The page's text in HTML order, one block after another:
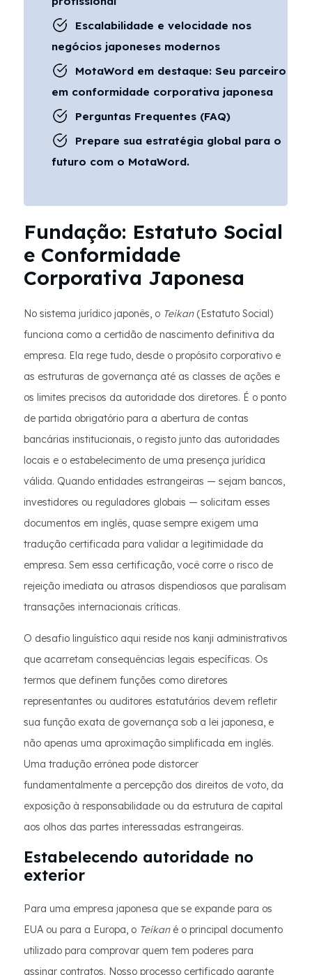
Escalabilidade e velocidade nos
negócios japoneses modernos
MotaWord em destaque: Seu parceiro
em conformidade corporativa japonesa
Perguntas Frequentes (FAQ)
Prepare sua estratégia global para o
futuro com o MotaWord.
Fundação: Estatuto Social
e Conformidade
Corporativa Japonesa
No sistema jurídico japonês, o Teikan(Estatuto Social)
funciona como a certidão de nascimento definitiva da
empresa. Ela rege tudo, desde o propósito corporativo e
as estruturas de governança até as classes de ações e
os limites precisos da autoridade dos diretores. É o ponto
de partida obrigatório para a abertura de contas
bancárias institucionais, o registo junto das autoridades
locais e o estabelecimento de uma presença jurídica
válida. Quando entidades estrangeiras — sejam bancos,
investidores ou reguladores globais — solicitam esses
documentos em inglês, quase sempre exigem uma
tradução certificada para validar a legitimidade da
empresa. Sem essa certificação, você corre o risco de
rejeição imediata ou atrasos dispendiosos que paralisam
transações internacionais críticas.
O desafio linguístico aqui reside nos kanji administrativos
que acarretam consequências legais específicas. Os
termos que definem funções como diretores
representantes ou auditores estatutários devem refletir
sua função exata de governança sob a lei japonesa, e
não apenas uma aproximação simplificada em inglês.
Uma tradução errônea pode distorcer
fundamentalmente a percepção dos direitos de voto, da
exposição à responsabilidade ou da estrutura de capital
aos olhos das partes interessadas estrangeiras.
Estabelecendo autoridade no
exterior
Para uma empresa japonesa que se expande para os
EUA ou para a Europa, o Teikané o principal documento
utilizado para comprovar quem tem poderes para
assinar contratos. Nosso processo certificado garante